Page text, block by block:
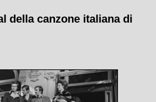
della canzone italiana di